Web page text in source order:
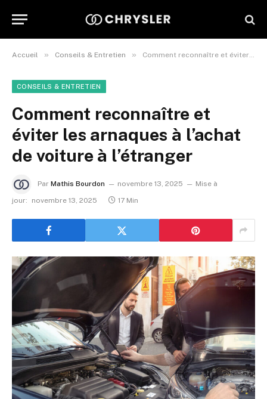
Accueil » Conseils & Entretien » Comment reconnaître et éviter les arnaques à l’achat de voiture à l’étranger
CONSEILS & ENTRETIEN
Comment reconnaître et
éviter les arnaques à l’achat
de voiture à l’étranger
Par Mathis Bourdon novembre 13, 2025
Mise à
jour:
novembre 13, 2025 17 Min